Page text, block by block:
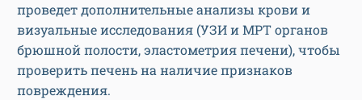
проведет дополнительные анализы крови и
визуальные исследования (УЗИ и МРТ органов
брюшной полости, эластометрия печени), чтобы
проверить печень на наличие признаков
повреждения.